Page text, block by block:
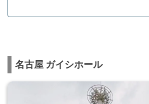
名古屋 ガイシホール